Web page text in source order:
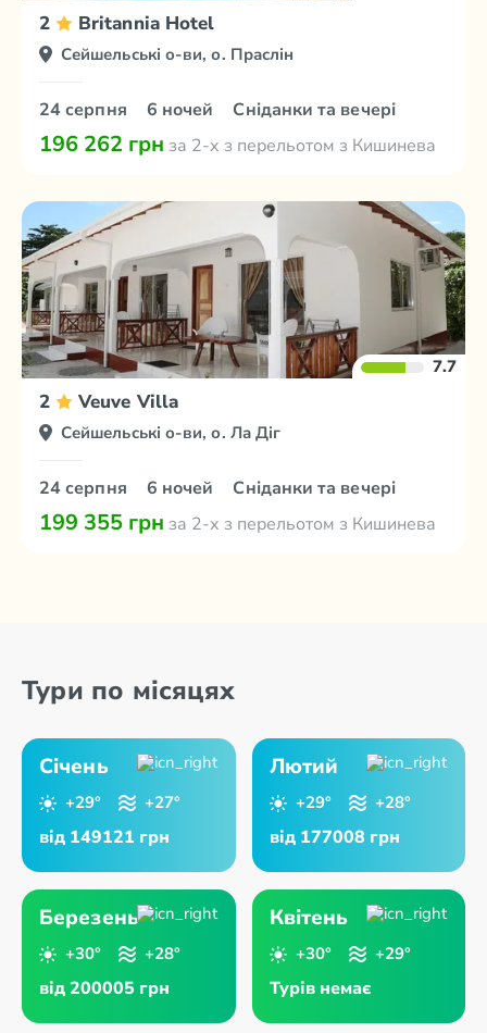
2 Britannia Hotel
Сейшельські о-ви, о. Праслін
24 серпня 6 ночей Сніданки та вечері
196 262 грн за 2-х з перельотом з Кишинева
7.7
2 Veuve Villa
Сейшельські о-ви, о. Ла Діг
24 серпня 6 ночей Сніданки та вечері
199 355 грн за 2-х з перельотом з Кишинева
Тури по місяцях
Січень
+29° +27°
від 149121 грн
Лютий
+29° +28°
від 177008 грн
Березень
+30° +28°
від 200005 грн
Квітень
+30° +29°
Турів немає